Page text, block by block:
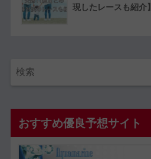
現したレースも紹介】
おすすめ優良予想サイト